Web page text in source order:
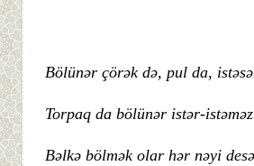
Bölünər çörək də, pul da,
Torpaq da bölünər istər-
Bəlkə bölmək olar hər nəyi